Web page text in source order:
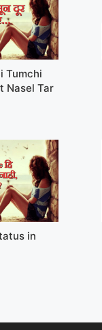
Tumchi
Nasel Tar
in